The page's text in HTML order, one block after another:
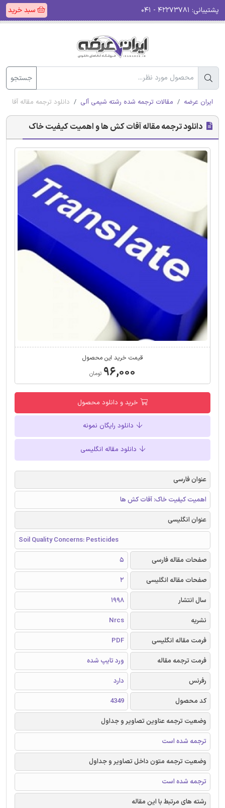
پشتیبانی: سبد خرید
جستجو
ایران عرضه مقالات ترجمه شده رشته شیمی آلی دانلود ترجمه مقاله
دانلود ترجمه مقاله آفات کش ها و اهمیت کیفیت خاک
قیمت خرید این محصول
۹۶,۰۰۰ تومان
خرید و دانلود محصول
دانلود رایگان نمونه
دانلود مقاله انگلیسی
عنوان فارسی
اهمیت کیفیت خاک: آفات کش ها
عنوان انگلیسی
Soil Quality Concerns: Pesticides
صفحات مقاله فارسی
5
صفحات مقاله انگلیسی
2
سال انتشار
1998
نشریه
Nrcs
فرمت مقاله انگلیسی
PDF
فرمت ترجمه مقاله
ورد تایپ شده
رفرنس
دارد
کد محصول
4349
وضعیت ترجمه عناوین تصاویر و جداول
ترجمه شده است
وضعیت ترجمه متون داخل تصاویر و جداول
ترجمه شده است
رشته های مرتبط با این مقاله